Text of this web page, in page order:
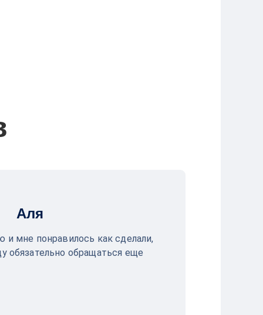
Аля
и мне понравилось как сделали,
обязательно обращаться еще